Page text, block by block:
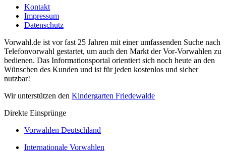
Kontakt
Impressum
Datenschutz
Vorwahl.de ist vor fast 25 Jahren mit einer umfassenden Suche nach
Telefonvorwahl gestartet, um auch den Markt der Vor-Vorwahlen zu
bedienen. Das Informationsportal orientiert sich noch heute an den
Wünschen des Kunden und ist für jeden kostenlos und sicher
nutzbar!
Wir unterstützen den Kindergarten Friedewalde
Direkte Einsprünge
Vorwahlen Deutschland
Internationale Vorwahlen